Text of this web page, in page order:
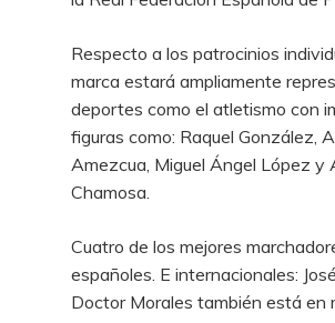
Respecto a los patrocinios
marca estará ampliamente
deportes como el atletismo con
figuras como: Raquel González,
Amezcua, Miguel Ángel López y
Chamosa.
Cuatro de los mejores
españoles. E internacionales:
Doctor Morales también está en